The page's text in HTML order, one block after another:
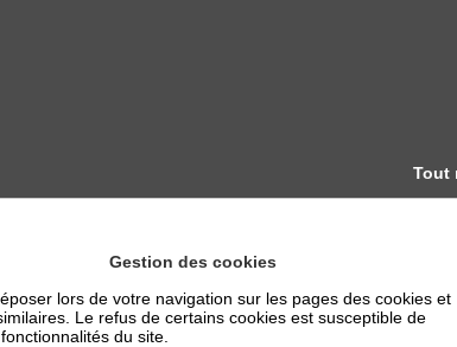
Gestion des cookies
lors de votre navigation sur les pages des cookies et
Le refus de certains cookies est susceptible de
du site.
Tout